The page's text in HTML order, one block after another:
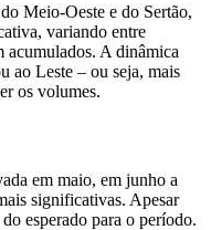
Meio-Oeste e do Sertão,
variando entre
acumulados. A dinâmica
ao Leste – ou seja, mais
os volumes.
em maio, em junho a
significativas. Apesar
esperado para o período.